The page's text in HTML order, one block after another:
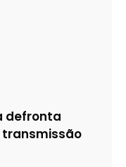
defronta
transmissão